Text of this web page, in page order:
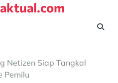
Netizen Siap Tangkal
Pemilu